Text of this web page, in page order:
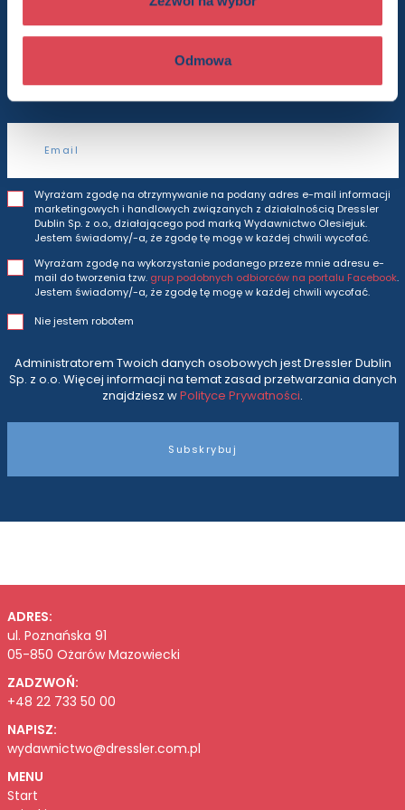
Odmowa
Będziesz otrzymywać wszytkie nasze nowości
Wyrażam zgodę na otrzymywanie na podany adres e-mail informacji
marketingowych i handlowych związanych z działalnością Dressler
Dublin Sp. z o.o., działającego pod marką Wydawnictwo Olesiejuk.
Jestem świadomy/-a, że zgodę tę mogę w każdej chwili wycofać.
Wyrażam zgodę na wykorzystanie podanego przeze mnie adresu e-
mail do tworzenia tzw. grup podobnych odbiorców na portalu Facebook.
Jestem świadomy/-a, że zgodę tę mogę w każdej chwili wycofać.
Nie jestem robotem
Administratorem Twoich danych osobowych jest Dressler Dublin
Sp. z o.o. Więcej informacji na temat zasad przetwarzania danych
znajdziesz wPolityce Prywatności.
Subskrybuj
ADRES:
ul. Poznańska 91
05-850 Ożarów Mazowiecki
ZADZWOŃ:
+48 22 733 50 00
NAPISZ:
wydawnictwo@dressler.com.pl
MENU
Start